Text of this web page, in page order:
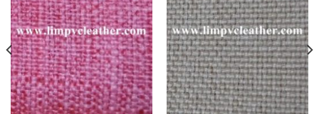
Add to
Wishlist
Add to
Wishlist